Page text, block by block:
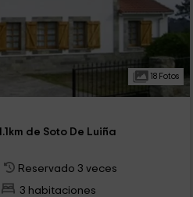
18 Fotos
de Soto De Luiña
Reservado 3 veces
3 habitaciones